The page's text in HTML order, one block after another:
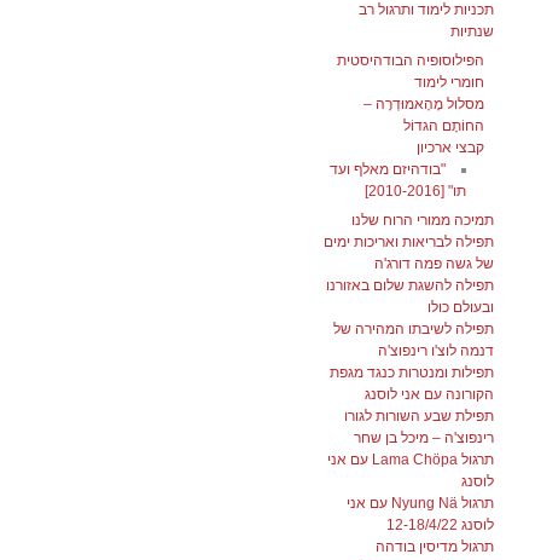
תכניות לימוד ותרגול רב
שנתיות
הפילוסופיה הבודהיסטית
חומרי לימוד
מסלול מָהָאמוּדְרָה –
החוֹתָם הגדוֹל
קבצי ארכיון
"בודהיזם מאלף ועד
תו" [2010-2016]
תמיכה ממורי הרוח שלנו
תפילה לבריאות ואריכות ימים
של גשה פמה דורג'ה
תפילה להשגת שלום באזורנו
ובעולם כולו
תפילה לשיבתו המהירה של
דנמה לוצ'ו רינפוצ'ה
תפילות ומנטרות כנגד מגפת
הקורונה עם אני לוסנג
תפילת שבע השורות לגורו
רינפוצ'ה – מיכל בן שחר
תרגול Lama Chöpa עם אני
לוסנג
תרגול Nyung Nä עם אני
לוסנג 12-18/4/22
תרגול מדיסין בודהה